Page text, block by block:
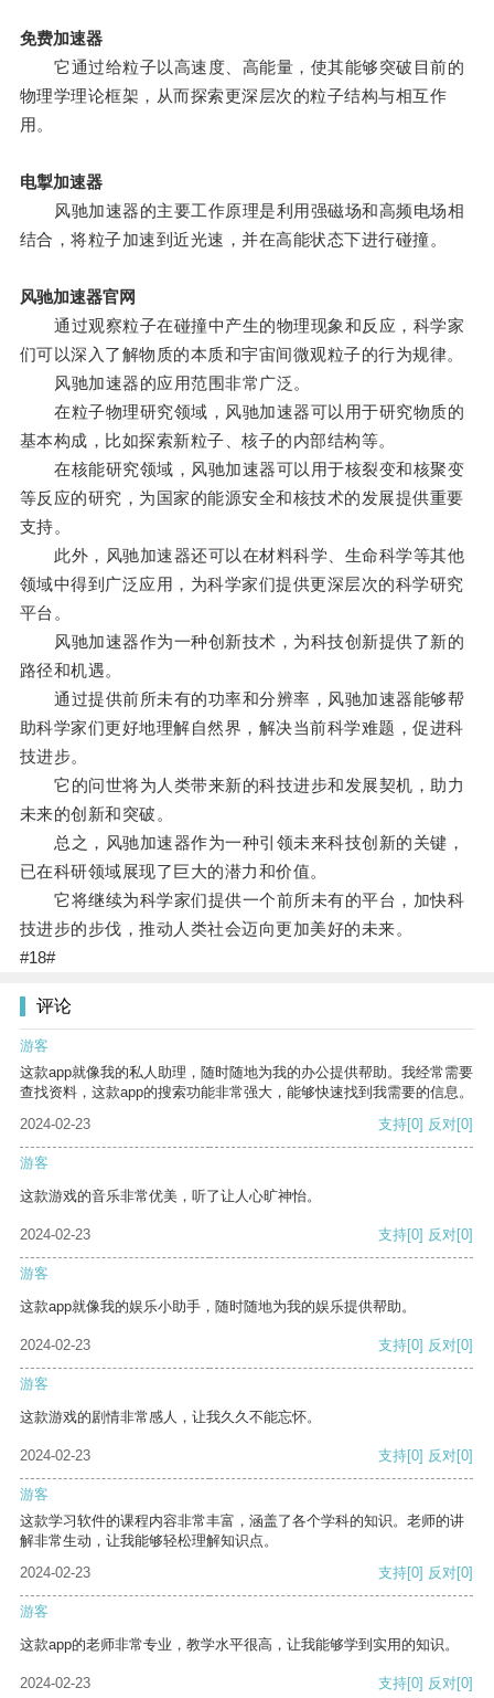
免费加速器
它通过给粒子以高速度、高能量，使其能够突破目前的
物理学理论框架，从而探索更深层次的粒子结构与相互作
用。
电掣加速器
风驰加速器的主要工作原理是利用强磁场和高频电场相
结合，将粒子加速到近光速，并在高能状态下进行碰撞。
风驰加速器官网
通过观察粒子在碰撞中产生的物理现象和反应，科学家
们可以深入了解物质的本质和宇宙间微观粒子的行为规律。
风驰加速器的应用范围非常广泛。
在粒子物理研究领域，风驰加速器可以用于研究物质的
基本构成，比如探索新粒子、核子的内部结构等。
在核能研究领域，风驰加速器可以用于核裂变和核聚变
等反应的研究，为国家的能源安全和核技术的发展提供重要
支持。
此外，风驰加速器还可以在材料科学、生命科学等其他
领域中得到广泛应用，为科学家们提供更深层次的科学研究
平台。
风驰加速器作为一种创新技术，为科技创新提供了新的
路径和机遇。
通过提供前所未有的功率和分辨率，风驰加速器能够帮
助科学家们更好地理解自然界，解决当前科学难题，促进科
技进步。
它的问世将为人类带来新的科技进步和发展契机，助力
未来的创新和突破。
总之，风驰加速器作为一种引领未来科技创新的关键，
已在科研领域展现了巨大的潜力和价值。
它将继续为科学家们提供一个前所未有的平台，加快科
技进步的步伐，推动人类社会迈向更加美好的未来。
#18#
评论
游客
这款app就像我的私人助理，随时随地为我的办公提供帮助。我经常需要
查找资料，这款app的搜索功能非常强大，能够快速找到我需要的信息。
2024-02-23
支持[0] 反对[0]
游客
这款游戏的音乐非常优美，听了让人心旷神怡。
2024-02-23 支持[0] 反对[0]
游客
这款app就像我的娱乐小助手，随时随地为我的娱乐提供帮助。
2024-02-23 支持[0] 反对[0]
游客
这款游戏的剧情非常感人，让我久久不能忘怀。
2024-02-23 支持[0] 反对[0]
游客
这款学习软件的课程内容非常丰富，涵盖了各个学科的知识。老师的讲
解非常生动，让我能够轻松理解知识点。
2024-02-23
支持[0] 反对[0]
游客
这款app的老师非常专业，教学水平很高，让我能够学到实用的知识。
2024-02-23 支持[0] 反对[0]